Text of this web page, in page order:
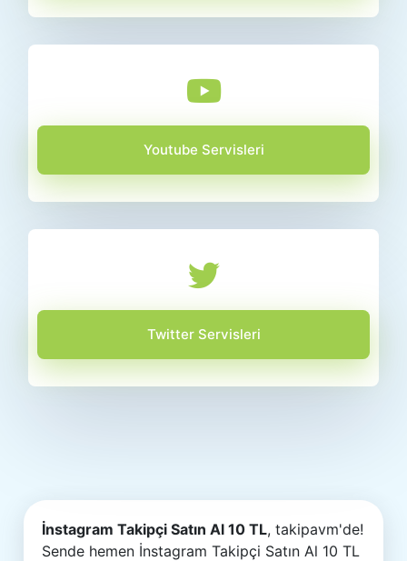
Youtube Servisleri
Twitter Servisleri
İnstagram Takipçi Satın Al 10 TL, takipavm'de!
Sende hemen İnstagram Takipçi Satın Al 10 TL